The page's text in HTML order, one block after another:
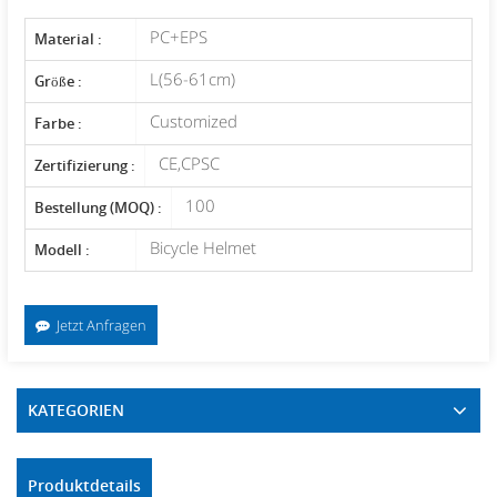
Material : PC+EPS
Größe : L(56-61cm)
Farbe : Customized
Zertifizierung : CE,CPSC
Bestellung (MOQ) : 100
Modell : Bicycle Helmet
Jetzt Anfragen
KATEGORIEN
Produktdetails